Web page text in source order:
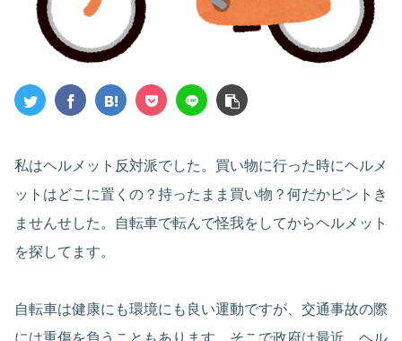
私はヘルメット反対派でした。買い物に行った時にヘルメ
ットはどこに置くの？持ったまま買い物？何だかピントき
ませんせした。自転車で転んで怪我をしてからヘルメット
を探してます。
自転車は健康にも環境にも良い運動ですが、交通事故の際
には重傷を負うこともあります。そこで政府は最近、ヘル